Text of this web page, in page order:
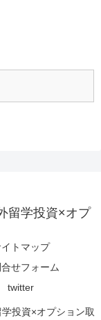
留学投資×オプ
トマップ
せフォーム
twitter
投資×オプション取